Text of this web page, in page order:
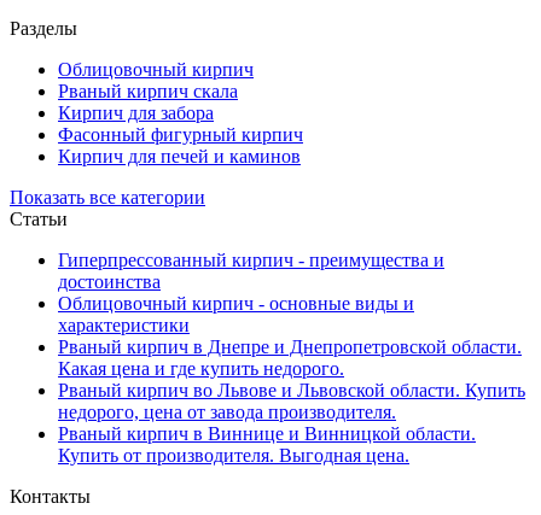
Разделы
Облицовочный кирпич
Рваный кирпич скала
Кирпич для забора
Фасонный фигурный кирпич
Кирпич для печей и каминов
Показать все категории
Статьи
Гиперпрессованный кирпич - преимущества и
достоинства
Облицовочный кирпич - основные виды и
характеристики
Рваный кирпич в Днепре и Днепропетровской области.
Какая цена и где купить недорого.
Рваный кирпич во Львове и Львовской области. Купить
недорого, цена от завода производителя.
Рваный кирпич в Виннице и Винницкой области.
Купить от производителя. Выгодная цена.
Контакты